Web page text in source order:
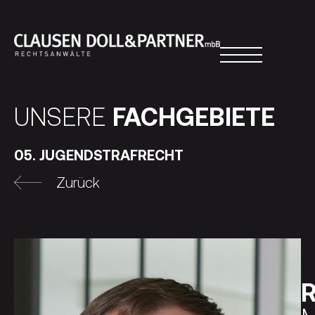
UNSERE FACHGEBIETE
05. JUGENDSTRAFRECHT
Zurück